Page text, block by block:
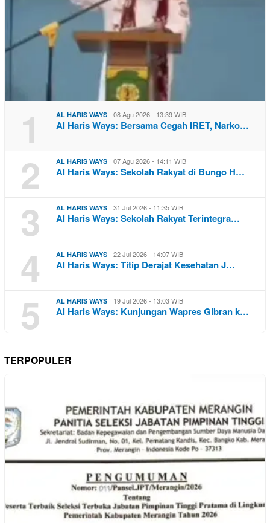
1 AL HARIS WAYS 08 Agu 2026 - 13:39 WIB
Al Haris Ways: Bersama Cegah IRET, Narko…
2 AL HARIS WAYS 07 Agu 2026 - 14:11 WIB
Al Haris Ways: Sekolah Rakyat di Bungo H…
3 AL HARIS WAYS 31 Jul 2026 - 11:35 WIB
Al Haris Ways: Sekolah Rakyat Terintegra…
4 AL HARIS WAYS 22 Jul 2026 - 14:07 WIB
Al Haris Ways: Titip Derajat Kesehatan J…
5 AL HARIS WAYS 19 Jul 2026 - 13:03 WIB
Al Haris Ways: Kunjungan Wapres Gibran k…
TERPOPULER